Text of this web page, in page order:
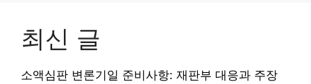
최신 글
소액심판 변론기일 준비사항: 재판부 대응과 주장